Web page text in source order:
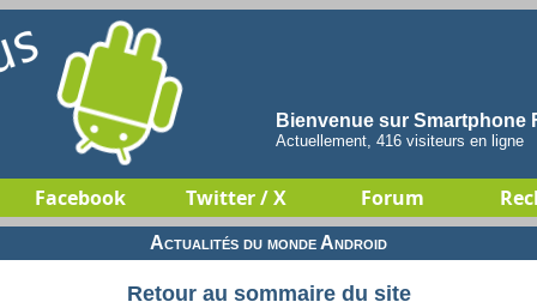
Bienvenue sur Smartphone
Actuellement, 416 visiteurs en ligne
Facebook Twitter / X Forum
Actualités du monde Android
Retour au sommaire du site